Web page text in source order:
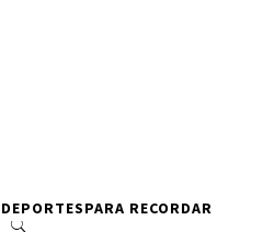
DEPORTESPARA RECORDAR